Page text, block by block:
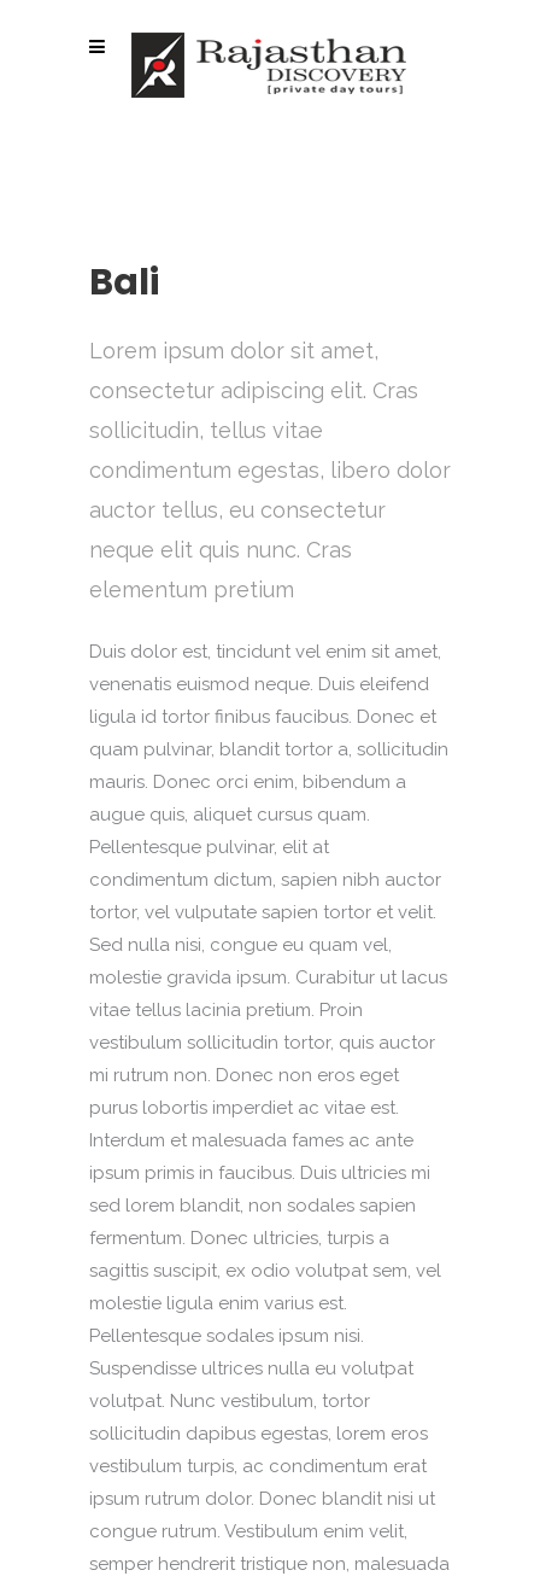
Bali
Lorem ipsum dolor sit amet,
consectetur adipiscing elit. Cras
sollicitudin, tellus vitae
condimentum egestas, libero dolor
auctor tellus, eu consectetur
neque elit quis nunc. Cras
elementum pretium
Duis dolor est, tincidunt vel enim sit amet,
venenatis euismod neque. Duis eleifend
ligula id tortor finibus faucibus. Donec et
quam pulvinar, blandit tortor a, sollicitudin
mauris. Donec orci enim, bibendum a
augue quis, aliquet cursus quam.
Pellentesque pulvinar, elit at
condimentum dictum, sapien nibh auctor
tortor, vel vulputate sapien tortor et velit.
Sed nulla nisi, congue eu quam vel,
molestie gravida ipsum. Curabitur ut lacus
vitae tellus lacinia pretium. Proin
vestibulum sollicitudin tortor, quis auctor
mi rutrum non. Donec non eros eget
purus lobortis imperdiet ac vitae est.
Interdum et malesuada fames ac ante
ipsum primis in faucibus. Duis ultricies mi
sed lorem blandit, non sodales sapien
fermentum. Donec ultricies, turpis a
sagittis suscipit, ex odio volutpat sem, vel
molestie ligula enim varius est.
Pellentesque sodales ipsum nisi.
Suspendisse ultrices nulla eu volutpat
volutpat. Nunc vestibulum, tortor
sollicitudin dapibus egestas, lorem eros
vestibulum turpis, ac condimentum erat
ipsum rutrum dolor. Donec blandit nisi ut
congue rutrum. Vestibulum enim velit,
semper hendrerit tristique non, malesuada